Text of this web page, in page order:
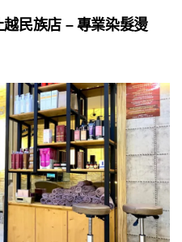
越民族店 – 專業染髮燙